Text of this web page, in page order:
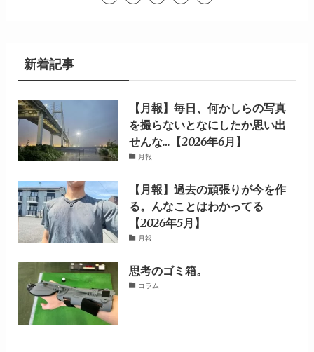
新着記事
【月報】毎日、何かしらの写真
を撮らないとなにしたか思い出
せんな…【2026年6月】
月報
【月報】過去の頑張りが今を作
る。んなことはわかってる
【2026年5月】
月報
思考のゴミ箱。
コラム